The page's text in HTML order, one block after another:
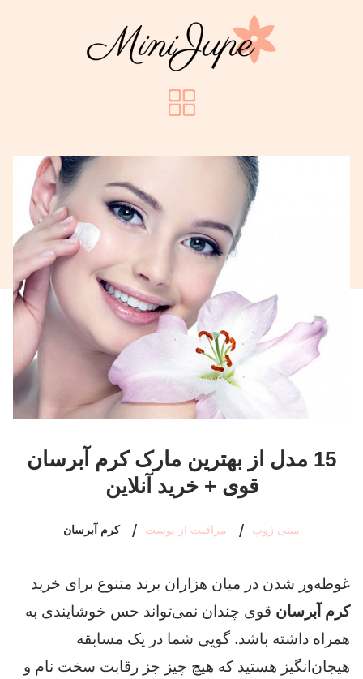
15 مدل از بهترین مارک کرم آبرسان
قوی + خرید آنلاین
مینی ژوپ مراقبت از پوست کرم آبرسان
غوطه‌ور شدن در میان هزاران برند متنوع برای خرید
کرم آبرسان قوی چندان نمی‌تواند حس خوشایندی به
همراه داشته باشد. گویی شما در یک مسابقه
هیجان‌انگیز هستید که هیچ چیز جز رقابت سخت نام و